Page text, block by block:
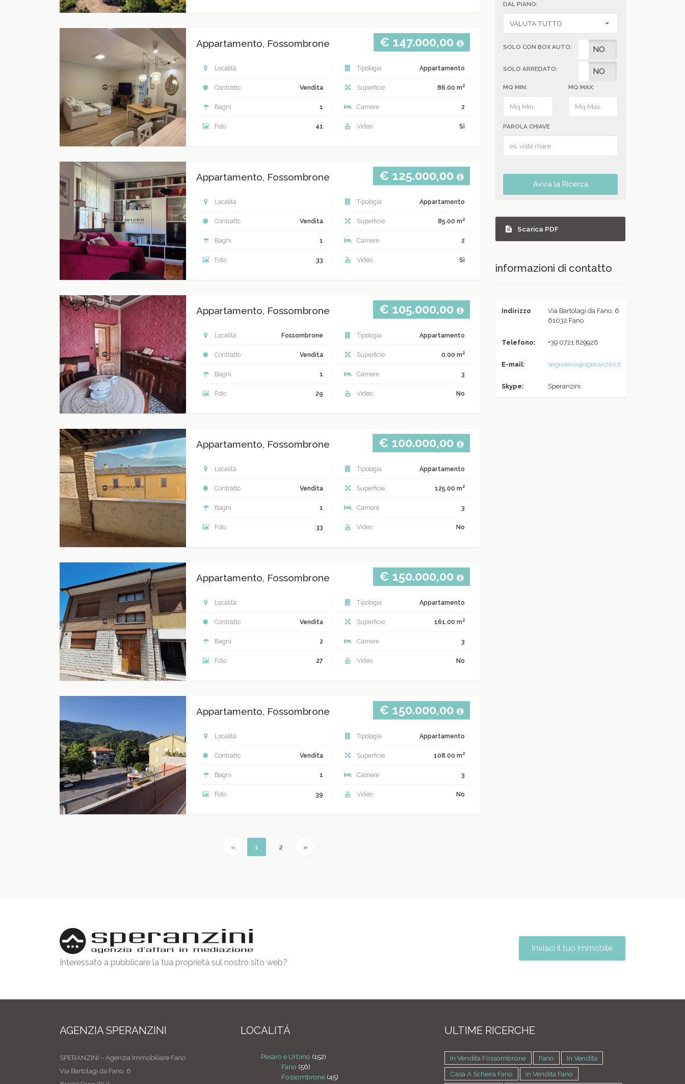
Appartamento, Fossombrone € 147.000,00
Località Tipologia Appartamento
Contratto Vendita Superficie 86.00 m2
Bagni 1 Camere 2
Foto 41 Video Sì
Appartamento, Fossombrone € 125.000,00
Località Tipologia Appartamento
Contratto Vendita Superficie 85.00 m2
Bagni 1 Camere 2
Foto 33 Video Sì
Appartamento, Fossombrone € 105.000,00
Località Fossombrone Tipologia Appartamento
Contratto Vendita Superficie 0.00 m2
Bagni 1 Camere 3
Foto 29 Video No
Appartamento, Fossombrone € 100.000,00
Località Tipologia Appartamento
Contratto Vendita Superficie 125.00 m2
Bagni 1 Camere 3
Foto 33 Video No
Appartamento, Fossombrone € 150.000,00
Località Tipologia Appartamento
Contratto Vendita Superficie 161.00 m2
Bagni 2 Camere 3
Foto 27 Video No
Appartamento, Fossombrone € 150.000,00
Località Tipologia Appartamento
Contratto Vendita Superficie 108.00 m2
Bagni 1 Camere 3
Foto 39 Video No
«Previous
1 (current)
2 »Next
DAL PIANO:
SOLO CON BOX AUTO:
SI NO
SOLO ARREDATO:SI NO
MQ MIN: MQ MAX:
PAROLA CHIAVE
Avvia la Ricerca
Scarica PDF
informazioni di contatto
Indirizzo
Via Bartolagi da Fano, 6
61032 Fano
Telefono: +39 0721 829926
E-mail: segreteria@speranzini.it
Skype: Speranzini
Interessato a pubblicare la tua proprietà sul nostro sito web?
Inviaci il tuo immobile
AGENZIA SPERANZINI
SPERANZINI – Agenzia Immobiliare Fano
Via Bartolagi da Fano, 6
LOCALITÁ
Pesaro e Urbino (152)
Fano (56)
Fossombrone (45)
ULTIME RICERCHE
In Vendita Fossombrone Fano
In Vendita
Casa A Schiera Fano
In Vendita Fano